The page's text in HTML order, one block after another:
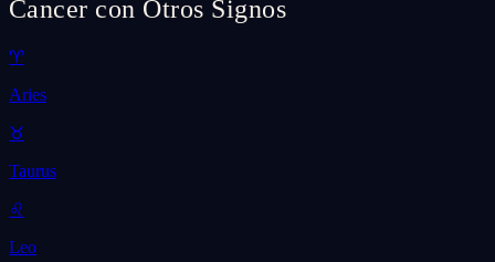
Cancer con Otros Signos
♈
Aries
♉
Taurus
♌
Leo